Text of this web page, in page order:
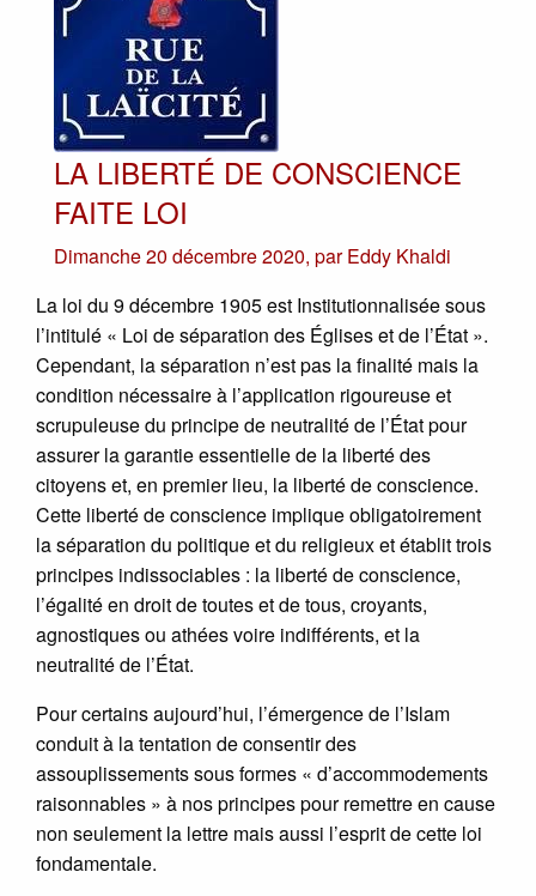
LA LIBERTÉ DE CONSCIENCE
FAITE LOI
Dimanche 20 décembre 2020, parEddy Khaldi
La loi du 9 décembre 1905 est Institutionnalisée sous
l’intitulé « Loi de séparation des Églises et de l’État ».
Cependant, la séparation n’est pas la finalité mais la
condition nécessaire à l’application rigoureuse et
scrupuleuse du principe de neutralité de l’État pour
assurer la garantie essentielle de la liberté des
citoyens et, en premier lieu, la liberté de conscience.
Cette liberté de conscience implique obligatoirement
la séparation du politique et du religieux et établit trois
principes indissociables : la liberté de conscience,
l’égalité en droit de toutes et de tous, croyants,
agnostiques ou athées voire indifférents, et la
neutralité de l’État.
Pour certains aujourd’hui, l’émergence de l’Islam
conduit à la tentation de consentir des
assouplissements sous formes « d’accommodements
raisonnables » à nos principes pour remettre en cause
non seulement la lettre mais aussi l’esprit de cette loi
fondamentale.